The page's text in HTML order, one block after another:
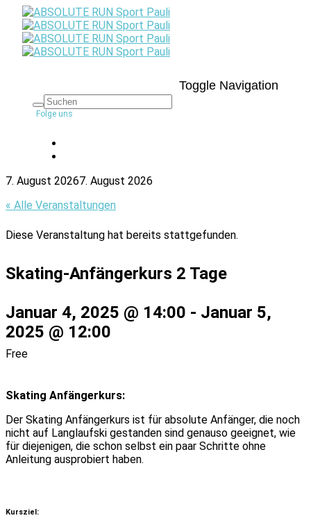
Toggle Navigation
Folge uns
7. August 20267. August 2026
« Alle Veranstaltungen
Diese Veranstaltung hat bereits stattgefunden.
Skating-Anfängerkurs 2 Tage
Januar 4, 2025 @ 14:00 - Januar 5,
2025 @ 12:00
Free
Skating Anfängerkurs:
Der Skating Anfängerkurs ist für absolute Anfänger, die noch
nicht auf Langlaufski gestanden sind genauso geeignet, wie
für diejenigen, die schon selbst ein paar Schritte ohne
Anleitung ausprobiert haben.
Kursziel: